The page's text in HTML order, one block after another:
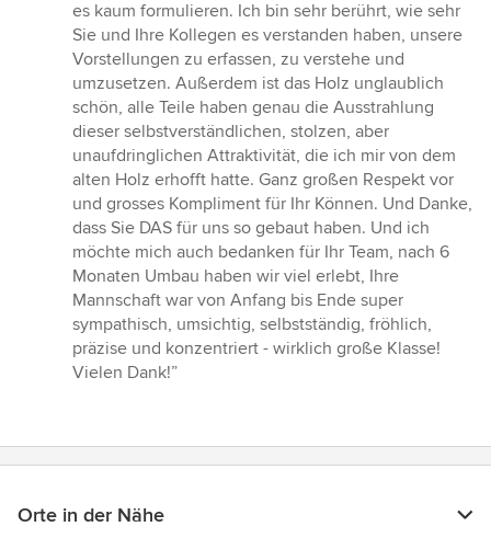
von
5
Sternen
es kaum formulieren. Ich bin sehr berührt, wie sehr
Sie und Ihre Kollegen es verstanden haben, unsere
Vorstellungen zu erfassen, zu verstehe und
umzusetzen. Außerdem ist das Holz unglaublich
schön, alle Teile haben genau die Ausstrahlung
dieser selbstverständlichen, stolzen, aber
unaufdringlichen Attraktivität, die ich mir von dem
alten Holz erhofft hatte. Ganz großen Respekt vor
und grosses Kompliment für Ihr Können. Und Danke,
dass Sie DAS für uns so gebaut haben. Und ich
möchte mich auch bedanken für Ihr Team, nach 6
Monaten Umbau haben wir viel erlebt, Ihre
Mannschaft war von Anfang bis Ende super
sympathisch, umsichtig, selbstständig, fröhlich,
präzise und konzentriert - wirklich große Klasse!
Vielen Dank!”
Orte in der Nähe